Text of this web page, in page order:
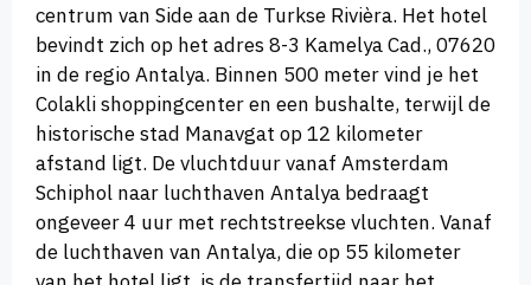
centrum van Side aan de Turkse Rivièra. Het hotel
bevindt zich op het adres 8-3 Kamelya Cad., 07620
in de regio Antalya. Binnen 500 meter vind je het
Colakli shoppingcenter en een bushalte, terwijl de
historische stad Manavgat op 12 kilometer
afstand ligt. De vluchtduur vanaf Amsterdam
Schiphol naar luchthaven Antalya bedraagt
ongeveer 4 uur met rechtstreekse vluchten. Vanaf
de luchthaven van Antalya, die op 55 kilometer